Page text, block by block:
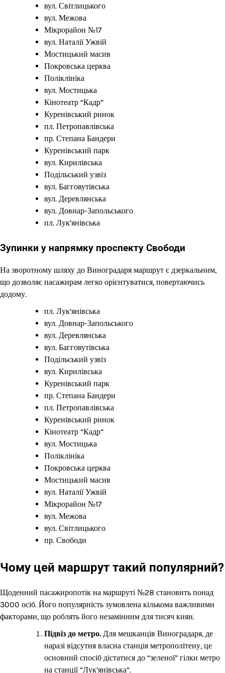
вул. Світлицького
вул. Межова
Мікрорайон №17
вул. Наталії Ужвій
Мостицький масив
Покровська церква
Поліклініка
вул. Мостицька
Кінотеатр “Кадр”
Куренівський ринок
пл. Петропавлівська
пр. Степана Бандери
Куренівський парк
вул. Кирилівська
Подільський узвіз
вул. Багговутівська
вул. Деревлянська
вул. Довнар-Запольського
пл. Лук’янівська
Зупинки у напрямку проспекту Свободи
На зворотному шляху до Виноградаря маршрут є дзеркальним,
що дозволяє пасажирам легко орієнтуватися, повертаючись
додому.
пл. Лук’янівська
вул. Довнар-Запольського
вул. Деревлянська
вул. Багговутівська
Подільський узвіз
вул. Кирилівська
Куренівський парк
пр. Степана Бандери
пл. Петропавлівська
Куренівський ринок
Кінотеатр “Кадр”
вул. Мостицька
Поліклініка
Покровська церква
Мостицький масив
вул. Наталії Ужвій
Мікрорайон №17
вул. Межова
вул. Світлицького
пр. Свободи
Чому цей маршрут такий популярний?
Щоденний пасажиропотік на маршруті №28 становить понад
3000 осіб. Його популярність зумовлена кількома важливими
факторами, що роблять його незамінним для тисяч киян.
Підвіз до метро. Для мешканців Виноградаря, де
наразі відсутня власна станція метрополітену, це
основний спосіб дістатися до “зеленої” гілки метро
на станції “Лук’янівська”.